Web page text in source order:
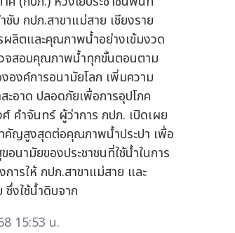
ชับ กปภ.สาขาแม่สาย เชียงราย
ผลิตและคุณภาพน้ำอย่างเข้มงวด
จสอบคุณภาพน้ำทุกขั้นตอนตาม
องค์การอนามัยโลก เพิ่มความ
ะอาด ปลอดภัยเพื่อการอุปโภค
คำจันทร์ ผู้ว่าการ กปภ. เปิดเผย
คัญสูงสุดต่อคุณภาพน้ำประปา เพื่อ
นามัยของประชาชนที่ใช้น้ำในการ
การให้ กปภ.สาขาแม่สาย และ
ซึ่งใช้น้ำดิบจาก
15:53 น.